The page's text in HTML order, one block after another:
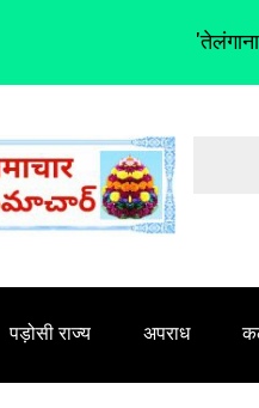
पड़ोसी राज्य अपराध